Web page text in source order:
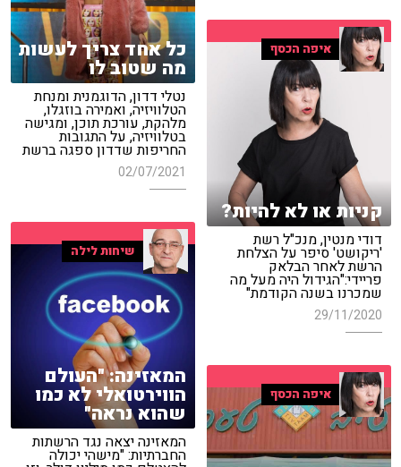
כל אחד צריך לעשות
מה שטוב לו
נטלי דדון, הדוגמנית ומנחת
הטלוויזיה, ואמירה בוזגלו,
מלהקת, עורכת תוכן, ומגישה
בטלוויזיה, על התגובות
החריפות שדדון ספגה ברשת
02/07/2021
איפה הכסף
קניות או לא להיות?
דודי מנטין, מנכ"ל רשת
'ריקושט' סיפר על הצלחת
הרשת לאחר הבלאק
פריידי:"הגידול היה מעל מה
שמכרנו בשנה הקודמת"
29/11/2020
שיחות לילה
המאזינה: "העולם
הווירטואלי לא כמו
שהוא נראה"
המאזינה יצאה נגד הרשתות
החברתיות: "מישהי יכולה
איפה הכסף